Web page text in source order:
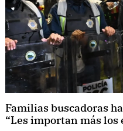
Familias buscadoras
“Les importan más los